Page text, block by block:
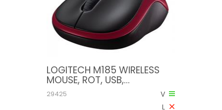
LOGITECH M185 WIRELESS
MOUSE, ROT, USB,
2.4GHZ,VERSTAUBARER
NANO EMPFÄNGER
V
L
29425